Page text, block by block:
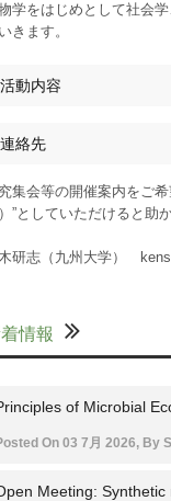
学をはじめとして社会
きます。
活動内容
連絡先
集会等の開催案内をご
”としていただけると助
研志（九州大学）
情報
of Microbial
On 03 7月 2026, By
Meeting: Synthetic